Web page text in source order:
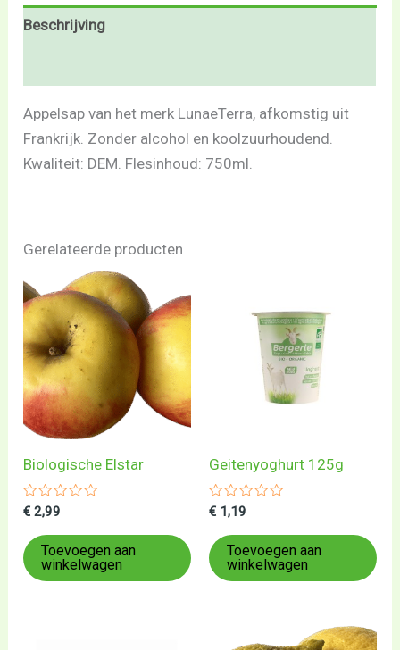
Beschrijving
Appelsap van het merk LunaeTerra, afkomstig uit
Frankrijk. Zonder alcohol en koolzuurhoudend.
Kwaliteit: DEM. Flesinhoud: 750ml.
Gerelateerde producten
Biologische Elstar
Gewaardeerd
uit
5
€ 2,99
Toevoegen aan
winkelwagen
Geitenyoghurt 125g
Gewaardeerd
uit
5
€ 1,19
Toevoegen aan
winkelwagen